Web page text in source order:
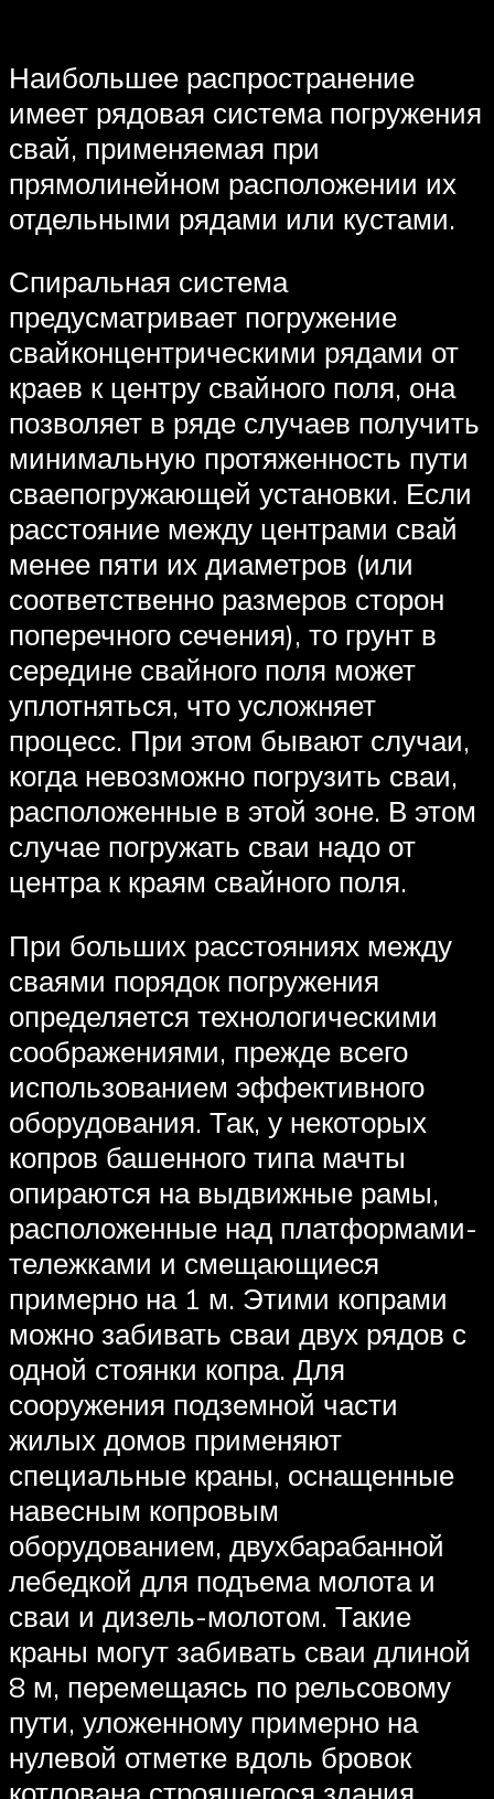
Наибольшее распространение
имеет рядовая система погружения
свай, применяемая при
прямолинейном расположении их
отдельными рядами или кустами.
Спиральная система
предусматривает погружение
свайконцентрическими рядами от
краев к центру свайного поля, она
позволяет в ряде случаев получить
минимальную протяженность пути
сваепогружающей установки. Если
расстояние между центрами свай
менее пяти их диаметров (или
соответственно размеров сторон
поперечного сечения), то грунт в
середине свайного поля может
уплотняться, что усложняет
процесс. При этом бывают случаи,
когда невозможно погрузить сваи,
расположенные в этой зоне. В этом
случае погружать сваи надо от
центра к краям свайного поля.
При больших расстояниях между
сваями порядок погружения
определяется технологическими
соображениями, прежде всего
использованием эффективного
оборудования. Так, у некоторых
копров башенного типа мачты
опираются на выдвижные рамы,
расположенные над платформами-
тележками и смещающиеся
примерно на 1 м. Этими копрами
можно забивать сваи двух рядов с
одной стоянки копра. Для
сооружения подземной части
жилых домов применяют
специальные краны, оснащенные
навесным копровым
оборудованием, двухбарабанной
лебедкой для подъема молота и
сваи и дизель-молотом. Такие
краны могут забивать сваи длиной
8 м, перемещаясь по рельсовому
пути, уложенному примерно на
нулевой отметке вдоль бровок